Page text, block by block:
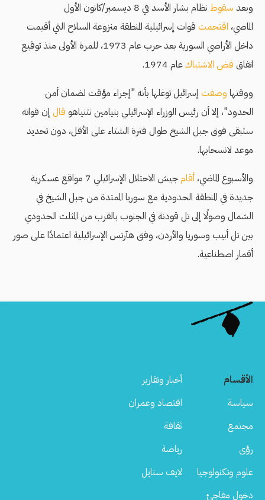
وبعد سقوط
نظام بشار الأسد في 8 ديسمبر/كانون الأول
الماضي، اقتحمت قوات إسرائيلية المنطقة منزوعة السلاح التي أقيمت
داخل الأراضي السورية بعد حرب عام 1973، للمرة الأولى منذ توقيع
اتفاق فض الاشتباكعام 1974.
ووقتها وصفت إسرائيل توغلها بأنه "إجراء مؤقت لضمان أمن
الحدود"، إلا أن رئيس الوزراء الإسرائيلي بنيامين نتنياهو قال إن قواته
ستبقى فوق جبل الشيخ طوال فترة الشتاء على الأقل، دون تحديد
موعد لانسحابها.
والأسبوع الماضي، أقام
جيش الاحتلال الإسرائيلي 7 مواقع عسكرية
جديدة في المنطقة الحدودية مع سوريا الممتدة من جبل الشيخ في
الشمال وصولًا إلى تل قودنة في الجنوب بالقرب من المثلث الحدودي
بين تل أبيب وسوريا والأردن، وفق هآرتس الإسرائيلية اعتمادًا على صور
أقمار اصطناعية.
الأقسام
أخبار وتقارير
سياسة
اقتصاد وعمران
مجتمع
ثقافة
رؤى
رياضة
علوم وتكنولوجيا
لايف ستايل
دخول مفاجئ